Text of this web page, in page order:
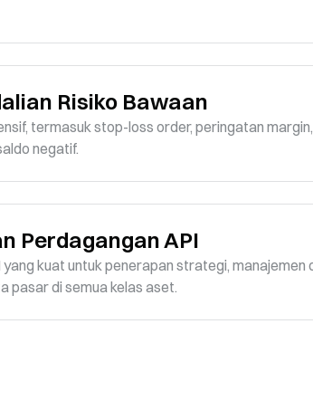
Risiko Bawaan
termasuk stop-loss order, peringatan
negatif.
Perdagangan API
yang kuat untuk penerapan strategi, manajemen
pasar di semua kelas aset.